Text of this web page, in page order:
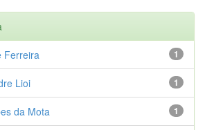
1
Ferreira
1
Lioi
1
da Mota